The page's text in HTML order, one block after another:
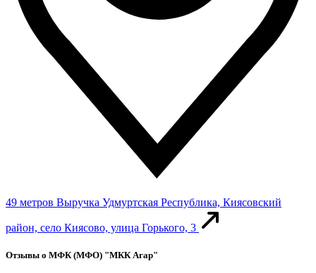
49 метров Выручка Удмуртская Республика, Киясовский
район, село Киясово, улица Горького, 3
Отзывы о МФК (МФО) "МКК Агар"